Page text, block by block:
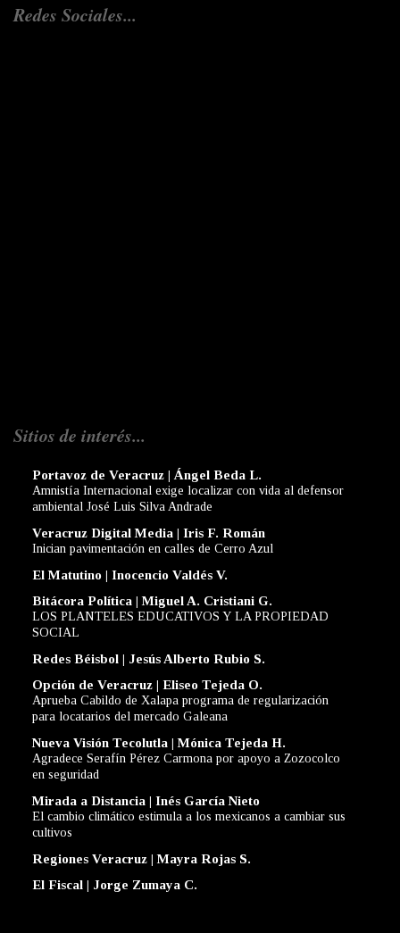
Redes Sociales...
Sitios de interés...
Portavoz de Veracruz | Ángel Beda L.
Amnistía Internacional exige localizar con vida al defensor
ambiental José Luis Silva Andrade
Veracruz Digital Media | Iris F. Román
Inician pavimentación en calles de Cerro Azul
El Matutino | Inocencio Valdés V.
Bitácora Política | Miguel A. Cristiani G.
LOS PLANTELES EDUCATIVOS Y LA PROPIEDAD
SOCIAL
Redes Béisbol | Jesús Alberto Rubio S.
Opción de Veracruz | Eliseo Tejeda O.
Aprueba Cabildo de Xalapa programa de regularización
para locatarios del mercado Galeana
Nueva Visión Tecolutla | Mónica Tejeda H.
Agradece Serafín Pérez Carmona por apoyo a Zozocolco
en seguridad
Mirada a Distancia | Inés García Nieto
El cambio climático estimula a los mexicanos a cambiar sus
cultivos
Regiones Veracruz | Mayra Rojas S.
El Fiscal | Jorge Zumaya C.